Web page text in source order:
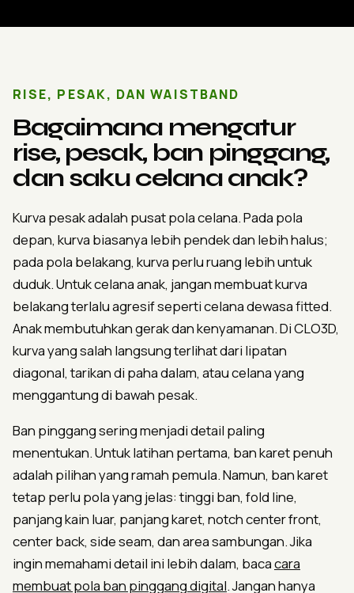
RISE, PESAK, DAN WAISTBAND
Bagaimana mengatur
rise, pesak, ban pinggang,
dan saku celana anak?
Kurva pesak adalah pusat pola celana. Pada pola
depan, kurva biasanya lebih pendek dan lebih halus;
pada pola belakang, kurva perlu ruang lebih untuk
duduk. Untuk celana anak, jangan membuat kurva
belakang terlalu agresif seperti celana dewasa fitted.
Anak membutuhkan gerak dan kenyamanan. Di CLO3D,
kurva yang salah langsung terlihat dari lipatan
diagonal, tarikan di paha dalam, atau celana yang
menggantung di bawah pesak.
Ban pinggang sering menjadi detail paling
menentukan. Untuk latihan pertama, ban karet penuh
adalah pilihan yang ramah pemula. Namun, ban karet
tetap perlu pola yang jelas: tinggi ban, fold line,
panjang kain luar, panjang karet, notch center front,
center back, side seam, dan area sambungan. Jika
ingin memahami detail ini lebih dalam, bacacara
membuat pola ban pinggang digital. Jangan hanya